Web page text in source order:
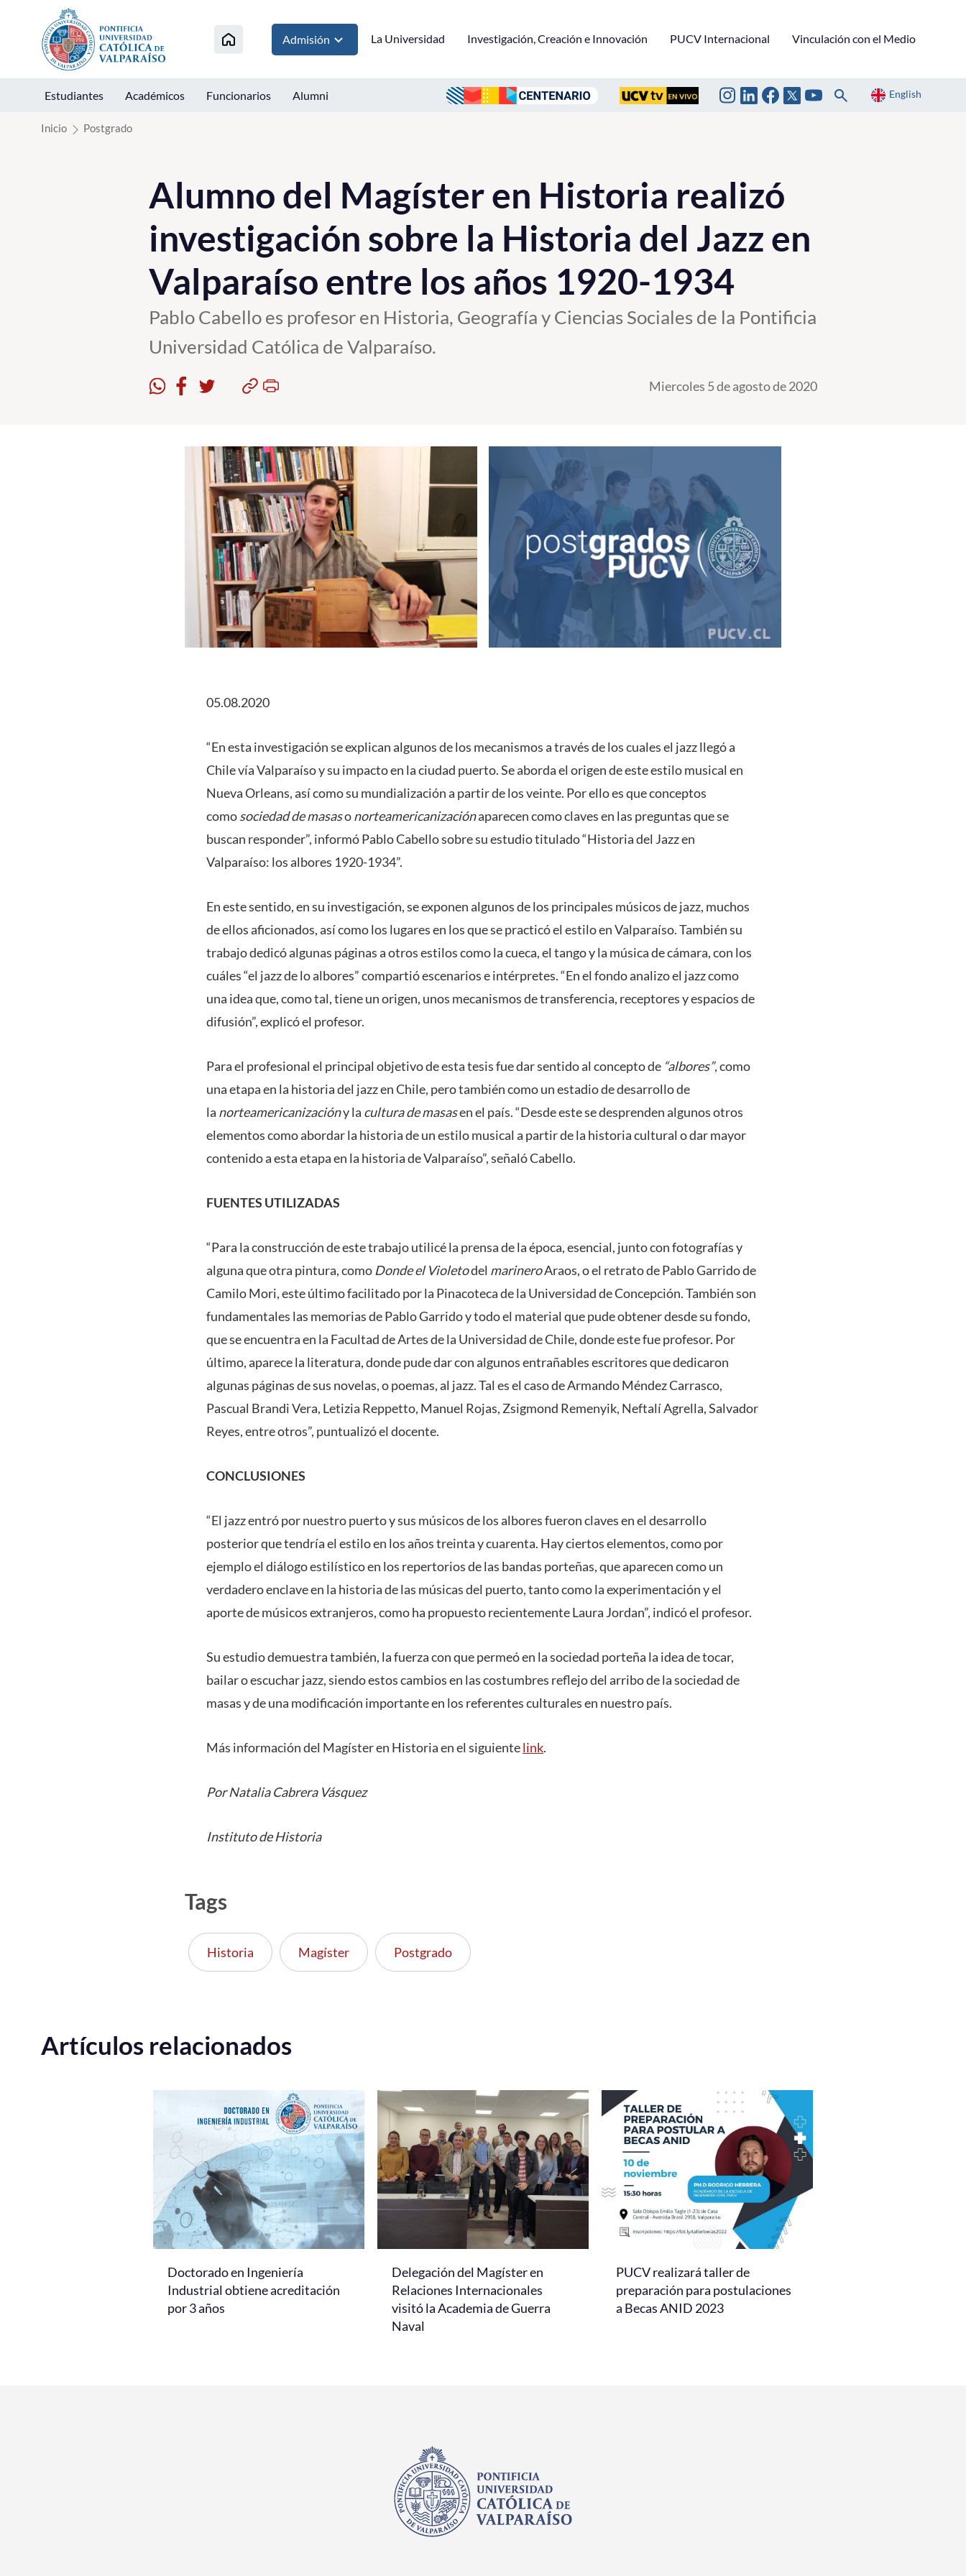
Click acá para ir directamente al contenido
Admisión La Universidad Investigación, Creación e Innovación PUCV Internacional Vinculación con el Medio
Estudiantes Académicos Funcionarios Alumni English
Inicio Postgrado
Alumno del Magíster en Historia realizó
investigación sobre la Historia del Jazz en
Valparaíso entre los años 1920-1934
Pablo Cabello es profesor en Historia, Geografía y Ciencias Sociales de la Pontificia
Universidad Católica de Valparaíso.
Miercoles 5 de agosto de 2020
05.08.2020
“En esta investigación se explican algunos de los mecanismos a través de los cuales el jazz llegó a
Chile vía Valparaíso y su impacto en la ciudad puerto. Se aborda el origen de este estilo musical en
Nueva Orleans, así como su mundialización a partir de los veinte. Por ello es que conceptos
comosociedad de masasonorteamericanizaciónaparecen como claves en las preguntas que se
buscan responder”, informó Pablo Cabello sobre su estudio titulado “Historia del Jazz en
Valparaíso: los albores 1920-1934”.
En este sentido, en su investigación, se exponen algunos de los principales músicos de jazz, muchos
de ellos aficionados, así como los lugares en los que se practicó el estilo en Valparaíso. También su
trabajo dedicó algunas páginas a otros estilos como la cueca, el tango y la música de cámara, con los
cuáles “el jazz de lo albores” compartió escenarios e intérpretes. “En el fondo analizo el jazz como
una idea que, como tal, tiene un origen, unos mecanismos de transferencia, receptores y espacios de
difusión”, explicó el profesor.
Para el profesional el principal objetivo de esta tesis fue dar sentido al concepto de “albores”, como
una etapa en la historia del jazz en Chile, pero también como un estadio de desarrollo de
la norteamericanizacióny la cultura de masasen el país. “Desde este se desprenden algunos otros
elementos como abordar la historia de un estilo musical a partir de la historia cultural o dar mayor
contenido a esta etapa en la historia de Valparaíso”, señaló Cabello.
FUENTES UTILIZADAS
“Para la construcción de este trabajo utilicé la prensa de la época, esencial, junto con fotografías y
alguna que otra pintura, como Donde el Violetodel marineroAraos, o el retrato de Pablo Garrido de
Camilo Mori, este último facilitado por la Pinacoteca de la Universidad de Concepción. También son
fundamentales las memorias de Pablo Garrido y todo el material que pude obtener desde su fondo,
que se encuentra en la Facultad de Artes de la Universidad de Chile, donde este fue profesor. Por
último, aparece la literatura, donde pude dar con algunos entrañables escritores que dedicaron
algunas páginas de sus novelas, o poemas, al jazz. Tal es el caso de Armando Méndez Carrasco,
Pascual Brandi Vera, Letizia Reppetto, Manuel Rojas, Zsigmond Remenyik, Neftalí Agrella, Salvador
Reyes, entre otros”, puntualizó el docente.
CONCLUSIONES
“El jazz entró por nuestro puerto y sus músicos de los albores fueron claves en el desarrollo
posterior que tendría el estilo en los años treinta y cuarenta. Hay ciertos elementos, como por
ejemplo el diálogo estilístico en los repertorios de las bandas porteñas, que aparecen como un
verdadero enclave en la historia de las músicas del puerto, tanto como la experimentación y el
aporte de músicos extranjeros, como ha propuesto recientemente Laura Jordan”, indicó el profesor.
Su estudio demuestra también, la fuerza con que permeó en la sociedad porteña la idea de tocar,
bailar o escuchar jazz, siendo estos cambios en las costumbres reflejo del arribo de la sociedad de
masas y de una modificación importante en los referentes culturales en nuestro país.
Más información del Magíster en Historia en el siguientelink.
Por Natalia Cabrera Vásquez
Instituto de Historia
Tags
Historia Magíster Postgrado
Artículos relacionados
Doctorado en Ingeniería
Industrial obtiene acreditación
por 3 años
Delegación del Magíster en
Relaciones Internacionales
visitó la Academia de Guerra
Naval
PUCV realizará taller de
preparación para postulaciones
a Becas ANID 2023